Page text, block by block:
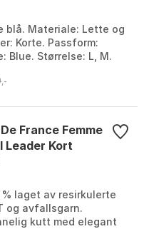
blå. Materiale: Lette og
Korte. Passform:
Blue. Størrelse: L, M.
,-
France Femme
Leader Kort
laget av resirkulerte
og avfallsgarn.
kutt med elegant